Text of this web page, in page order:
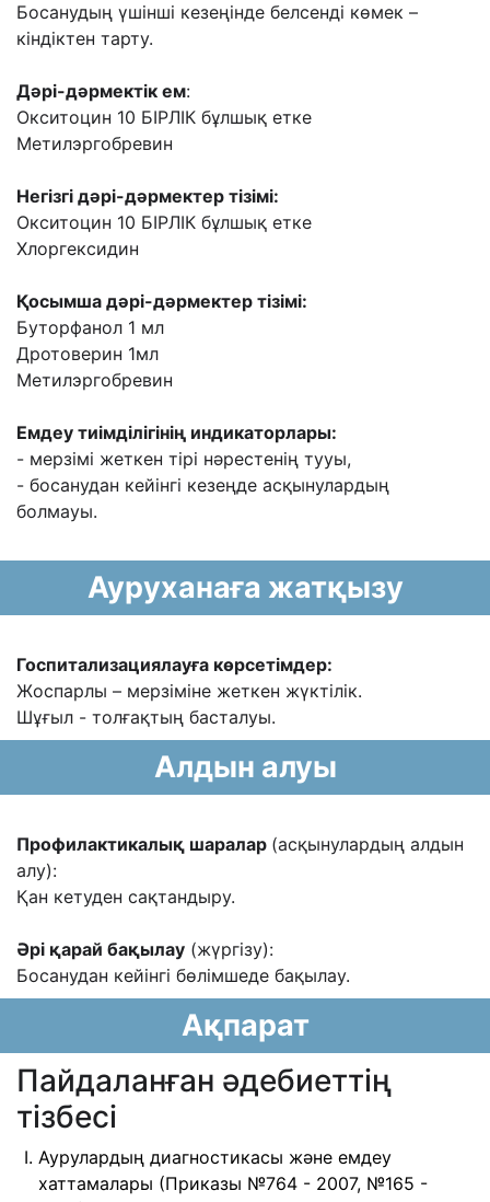
Босанудың үшінші кезеңінде белсенді көмек –
кіндіктен тарту.
Дəрі-дəрмектік ем:
Окситоцин 10 БІРЛІК бұлшық етке
Метилэргобревин
Негізгі дəрі-дəрмектер тізімі:
Окситоцин 10 БІРЛІК бұлшық етке
Хлоргексидин
Қосымша дəрі-дəрмектер тізімі:
Буторфанол 1 мл
Дротоверин 1мл
Метилэргобревин
Емдеу тиімділігінің индикаторлары:
- мерзімі жеткен тірі нəрестенің тууы,
- босанудан кейінгі кезеңде асқынулардың
болмауы.
Ауруханаға жатқызу
Госпитализациялауға көрсетімдер:
Жоспарлы – мерзіміне жеткен жүктілік.
Шұғыл - толғақтың басталуы.
Алдын алуы
Профилактикалық шаралар (асқынулардың алдын
алу):
Қан кетуден сақтандыру.
Əрі қарай бақылау (жүргізу):
Босанудан кейінгі бөлімшеде бақылау.
Ақпарат
Пайдаланған әдебиеттің
тізбесі
Аурулардың диагностикасы және емдеу
хаттамалары (Приказы №764 - 2007, №165 -